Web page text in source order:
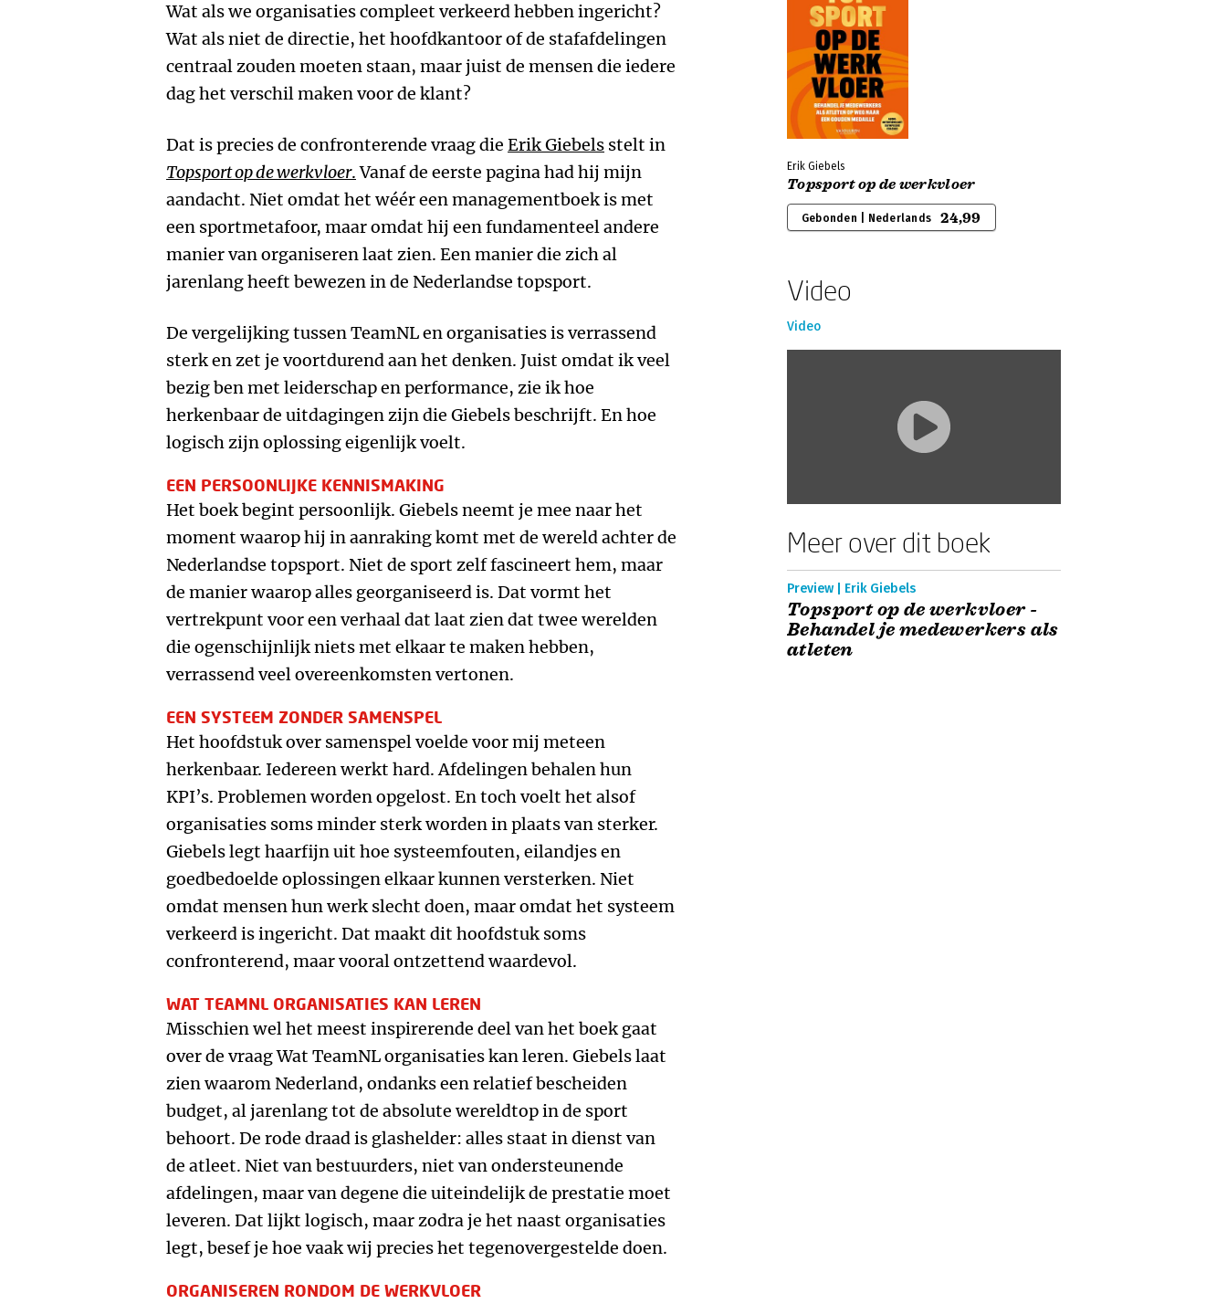
Wat als we organisaties compleet verkeerd hebben ingericht?
Wat als niet de directie, het hoofdkantoor of de stafafdelingen
centraal zouden moeten staan, maar juist de mensen die iedere
dag het verschil maken voor de klant?
Dat is precies de confronterende vraag die Erik Giebels stelt in
Topsport op de werkvloer.Vanaf de eerste pagina had hij mijn
aandacht. Niet omdat het wéér een managementboek is met
een sportmetafoor, maar omdat hij een fundamenteel andere
manier van organiseren laat zien. Een manier die zich al
jarenlang heeft bewezen in de Nederlandse topsport.
De vergelijking tussen TeamNL en organisaties is verrassend
sterk en zet je voortdurend aan het denken. Juist omdat ik veel
bezig ben met leiderschap en performance, zie ik hoe
herkenbaar de uitdagingen zijn die Giebels beschrijft. En hoe
logisch zijn oplossing eigenlijk voelt.
EEN PERSOONLIJKE KENNISMAKING
Het boek begint persoonlijk. Giebels neemt je mee naar het
moment waarop hij in aanraking komt met de wereld achter de
Nederlandse topsport. Niet de sport zelf fascineert hem, maar
de manier waarop alles georganiseerd is. Dat vormt het
vertrekpunt voor een verhaal dat laat zien dat twee werelden
die ogenschijnlijk niets met elkaar te maken hebben,
verrassend veel overeenkomsten vertonen.
EEN SYSTEEM ZONDER SAMENSPEL
Het hoofdstuk over samenspel voelde voor mij meteen
herkenbaar. Iedereen werkt hard. Afdelingen behalen hun
KPI’s. Problemen worden opgelost. En toch voelt het alsof
organisaties soms minder sterk worden in plaats van sterker.
Giebels legt haarfijn uit hoe systeemfouten, eilandjes en
goedbedoelde oplossingen elkaar kunnen versterken. Niet
omdat mensen hun werk slecht doen, maar omdat het systeem
verkeerd is ingericht. Dat maakt dit hoofdstuk soms
confronterend, maar vooral ontzettend waardevol.
WAT TEAMNL ORGANISATIES KAN LEREN
Misschien wel het meest inspirerende deel van het boek gaat
over de vraag Wat TeamNL organisaties kan leren. Giebels laat
zien waarom Nederland, ondanks een relatief bescheiden
budget, al jarenlang tot de absolute wereldtop in de sport
behoort. De rode draad is glashelder: alles staat in dienst van
de atleet. Niet van bestuurders, niet van ondersteunende
afdelingen, maar van degene die uiteindelijk de prestatie moet
leveren. Dat lijkt logisch, maar zodra je het naast organisaties
legt, besef je hoe vaak wij precies het tegenovergestelde doen.
ORGANISEREN RONDOM DE WERKVLOER
Erik Giebels
Topsport op de werkvloer
Gebonden | Nederlands 24,99
Video
Video
Meer over dit boek
Preview | Erik Giebels
Topsport op de werkvloer -
Behandel je medewerkers als
atleten